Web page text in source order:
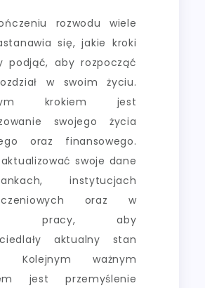
rozwodu wiele
się, jakie kroki
podjąć, aby rozpocząć
w swoim życiu.
krokiem jest
swojego życia
oraz finansowego.
swoje dane
instytucjach
oraz w
pracy, aby
aktualny stan
Kolejnym ważnym
jest przemyślenie